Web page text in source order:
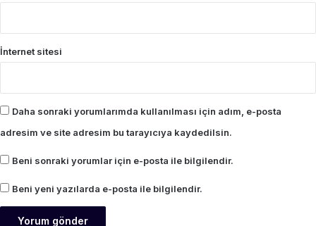
İnternet sitesi
Daha sonraki yorumlarımda kullanılması için adım, e-posta
adresim ve site adresim bu tarayıcıya kaydedilsin.
Beni sonraki yorumlar için e-posta ile bilgilendir.
Beni yeni yazılarda e-posta ile bilgilendir.